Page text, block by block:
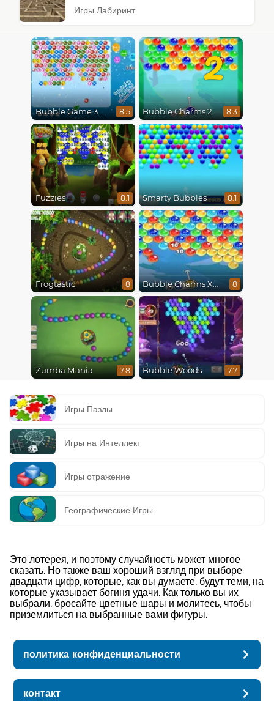
Игры Лабиринт
Bubble Game 3 Christmas 8.5
2
Bubble Charms 2 8.3
Fuzzies 8.1 Smarty Bubbles 8.1
Frogtastic 8 Bubble Charms Xmas 8
Zumba Mania 7.8 Bubble Woods 7.7
Игры Пазлы
Игры на Интеллект
Игры отражение
Географические Игры
Это лотерея, и поэтому случайность может многое
сказать. Но также ваш хороший взгляд при выборе
двадцати цифр, которые, как вы думаете, будут теми, на
которые указывает богиня удачи. Как только вы их
выбрали, бросайте цветные шары и молитесь, чтобы
приземлиться на выбранные вами фигуры.
политика конфиденциальности
контакт